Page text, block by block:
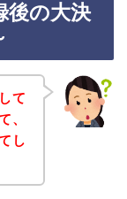
後の大決
て
、
し